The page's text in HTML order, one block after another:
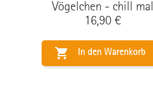
Vögelchen - chill mal
Preis
16,90 €
 In den Warenkorb